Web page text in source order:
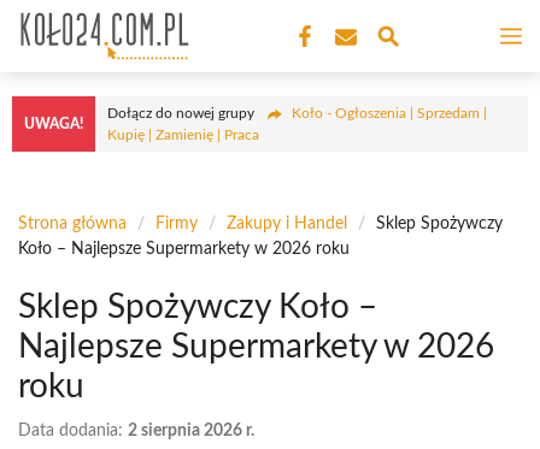
Przejdź
treści
UWAGA!
Dołącz do nowej grupy
Koło - Ogłoszenia | Sprzedam |
Kupię | Zamienię | Praca
Strona główna / Firmy / Zakupy i Handel /
Sklep Spożywczy
Koło – Najlepsze Supermarkety w 2026 roku
Sklep Spożywczy Koło –
Najlepsze Supermarkety w 2026
roku
Data dodania: 2 sierpnia 2026 r.